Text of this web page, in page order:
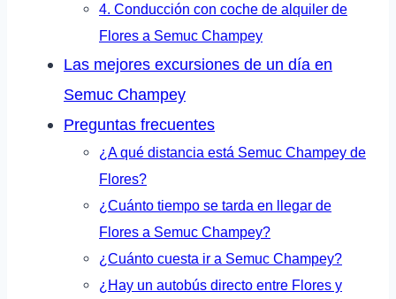
4. Conducción con coche de alquiler de
Flores a Semuc Champey
Las mejores excursiones de un día en
Semuc Champey
Preguntas frecuentes
¿A qué distancia está Semuc Champey de
Flores?
¿Cuánto tiempo se tarda en llegar de
Flores a Semuc Champey?
¿Cuánto cuesta ir a Semuc Champey?
¿Hay un autobús directo entre Flores y